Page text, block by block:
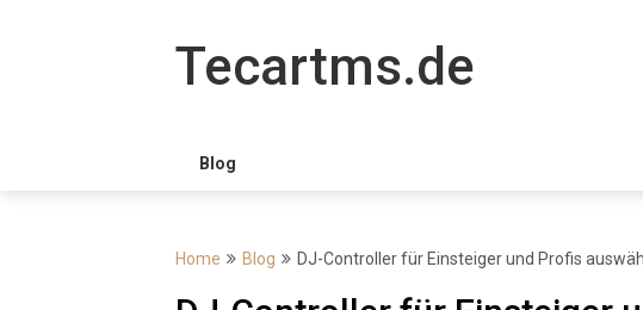
Tecartms.de
Blog
Home Blog DJ-Controller für Einsteiger und Profis